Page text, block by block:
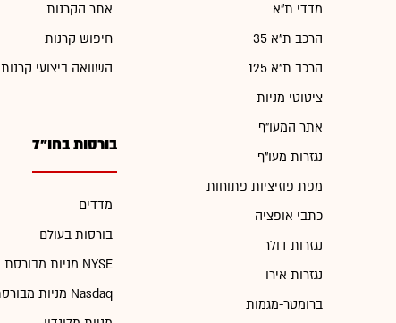
מדדי ת"א
הרכב ת"א 35
הרכב ת"א 125
ציטוטי מניות
אתר המעו"ף
נגזרות מעו"ף
מפת פוזיציות פתוחות
כתבי אופציה
נגזרות דולר
נגזרות אירו
ברומטר-מגמות
אתר הקרנות
חיפוש קרנות
השוואה ביצועי קרנות
בורסות בחו"ל
מדדים
בורסות בעולם
מניות מבורסת NYSE
מניות מבורסת Nasdaq